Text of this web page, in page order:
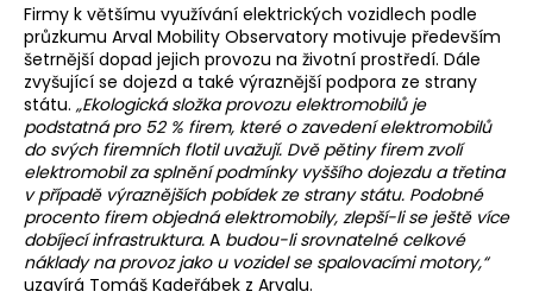
Firmy k většímu využívání elektrických vozidlech podle
průzkumu Arval Mobility Observatory motivuje především
šetrnější dopad jejich provozu na životní prostředí. Dále
zvyšující se dojezd a také výraznější podpora ze strany
státu. „Ekologická složka provozu elektromobilů je
podstatná pro 52 % firem, které o zavedení elektromobilů
do svých firemních flotil uvažují. Dvě pětiny firem zvolí
elektromobil za splnění podmínky vyššího dojezdu a třetina
v případě výraznějších pobídek ze strany státu. Podobné
procento firem objedná elektromobily, zlepší-li se ještě více
dobíjecí infrastruktura. A budou-li srovnatelné celkové
náklady na provoz jako u vozidel se spalovacími motory,“
uzavírá Tomáš Kadeřábek z Arvalu.